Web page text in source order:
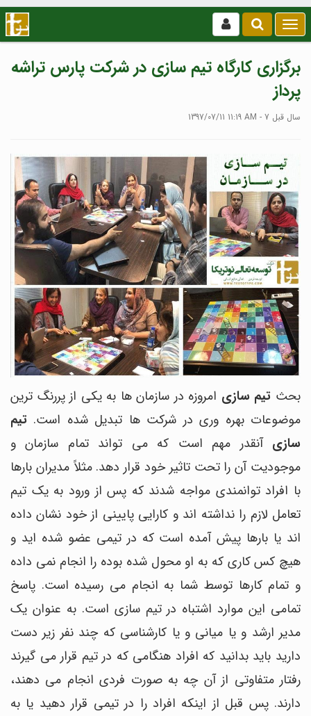
بازکردن
/
منو
برگزاری کارگاه تیم سازی در شرکت پارس تراشه
پرداز
1397/07/11 11:19 AM - 7 سال قبل
بحث تیم سازی امروزه در سازمان ها به یکی از پررنگ ترین
موضوعات بهره وری در شرکت ها تبدیل شده است. تیم
سازی آنقدر مهم است که می تواند تمام سازمان و
موجودیت آن را تحت تاثیر خود قرار دهد. مثلاً مدیران بارها
با افراد توانمندی مواجه شدند که پس از ورود به یک تیم
تعامل لازم را نداشته اند و کارایی پایینی از خود نشان داده
اند یا بارها پیش آمده است که در تیمی عضو شده اید و
هیچ کس کاری که به او محول شده بوده را انجام نمی داده
و تمام کارها توسط شما به انجام می رسیده است. پاسخ
تمامی این موارد اشتباه در تیم سازی است. به عنوان یک
مدیر ارشد و یا میانی و یا کارشناسی که چند نفر زیر دست
دارید باید بدانید که افراد هنگامی که در تیم قرار می گیرند
رفتار متفاوتی از آن چه به صورت فردی انجام می دهند،
دارند. پس قبل از اینکه افراد را در تیمی قرار دهید یا به